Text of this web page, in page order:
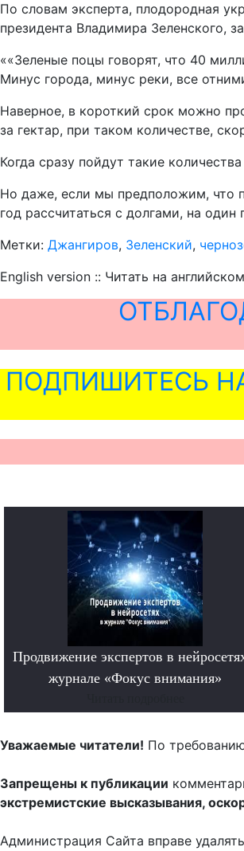
По словам эксперта, плодородная
президента Владимира Зеленского,
««Зеленые поцы говорят, что 40
Минус города, минус реки, все
Наверное, в короткий срок можно
за гектар, при таком количестве,
Когда сразу пойдут такие
Но даже, если мы предположим, что
год рассчитаться с долгами, на
Метки: Джангиров, Зеленский,
English version :: Читать на английском
ПОДПИШИТЕСЬ
Продвижение экспертов в
журнале «Фокус внимания»
Уважаемые читатели! По
Запрещены к публикации
экстремистские высказывания,
Администрация Сайта вправе